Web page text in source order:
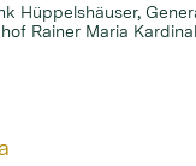
Hüppelshäuser,
Rainer Maria